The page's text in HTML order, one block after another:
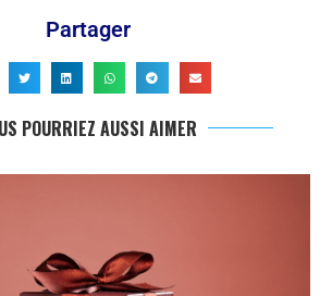
Partager
POURRIEZ AUSSI AIMER